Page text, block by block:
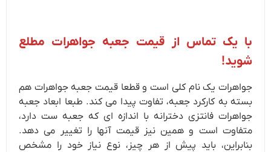
با یک تماس از قیمت جعبه جواهرات مطلع
شوید!
جواهرات یک نام کلی است و قطعا قیمت جعبه جواهرات هم
بسته به کارکرد جعبه، تفاوت پیدا می کند. طبعا ابعاد جعبه
جواهرات فانتزی دخترانه با اندازه ای که جعبه ست دارد،
متفاوت است و همین نیز قیمت آنها را تغییر می دهد.
بنابراین، باید پیش از هر چیز، نوع نیاز خود را مشخص